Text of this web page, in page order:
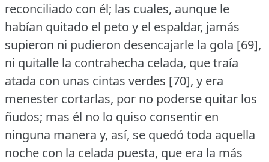
reconciliado con él; las cuales, aunque le
habían quitado el peto y el espaldar, jamás
supieron ni pudieron desencajarle la gola [69],
ni quitalle la contrahecha celada, que traía
atada con unas cintas verdes [70], y era
menester cortarlas, por no poderse quitar los
ñudos; mas él no lo quiso consentir en
ninguna manera y, así, se quedó toda aquella
noche con la celada puesta, que era la más